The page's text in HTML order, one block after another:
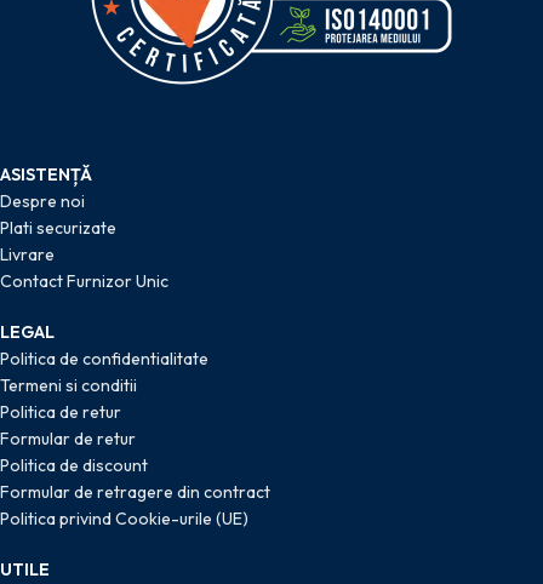
ASISTENȚĂ
Despre noi
Plati securizate
Livrare
Contact Furnizor Unic
LEGAL
Politica de confidentialitate
Termeni si conditii
Politica de retur
Formular de retur
Politica de discount
Formular de retragere din contract
Politica privind Cookie-urile (UE)
UTILE